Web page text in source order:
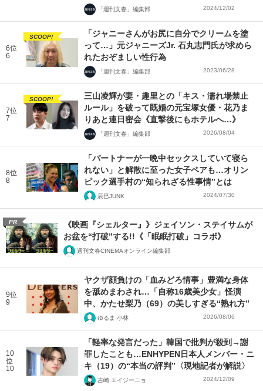
「週刊文春」編集部 2024/12/02
6位
6
SCOOP!
「ジャニーさんがお尻に自分でクリームを塗
って…」元ジャニーズJr. 石丸志門氏が求めら
れたおぞましい性行為
「週刊文春」編集部 2023/06/28
7位
7
SCOOP!
三山凌輝が妻・趣里との「キス・濡れ場禁止
ルール」を破って既婚の元宝塚女優・花乃ま
りあと連日密会《直撃後にもホテルへ…》
「週刊文春」編集部 2026/08/04
8位
8
「パートナーが一晩中セックスしていて寝ら
れない」と解散に至った女子ペアも…オリン
ピック選手村の“知られざる性事情”とは
辰巳JUNK 2024/07/30
PR
《映画『シェルター』》ジェイソン・ステイサムが
お盆を“打破”する!!《「眠眠打破」コラボ》
週刊文春CINEMAオンライン編集部
9位
9
ヤクザ顔負けの「血みどろ情事」豊満な身体
を舐めまわされ…「自称16歳美少女」怪演
中、かたせ梨乃（69）の美しすぎる“熟れ方”
ゆるま 小林 2026/08/06
10
位
10
「軽率な発言だった」韓国で批判が殺到→謝
罪したことも…ENHYPEN日本人メンバー・ニ
キ（19）の“本当の評判”〈現地記者が解説〉
吉崎 エイジーニョ 2024/12/09